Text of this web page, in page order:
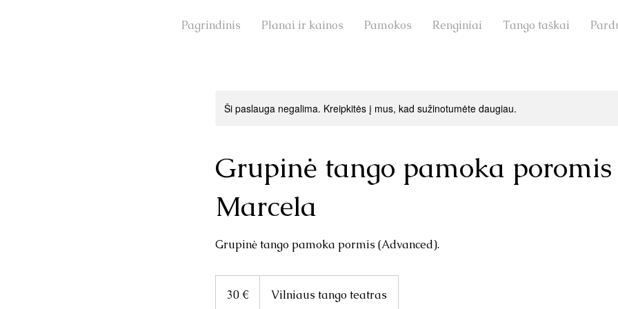
Pagrindinis Planai ir kainos Pamokos Renginiai Tango taškai
Ši paslauga negalima. Kreipkitės į mus, kad sužinotumėte daugiau.
Grupinė tango pamoka poromis
Marcela
Grupinė tango pamoka pormis (Advanced).
30 € Vilniaus tango teatras